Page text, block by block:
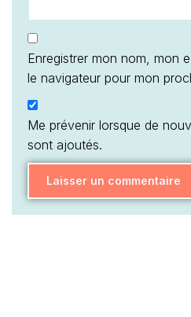
Enregistrer mon nom, mon
le navigateur pour mon
Me prévenir lorsque de
sont ajoutés.